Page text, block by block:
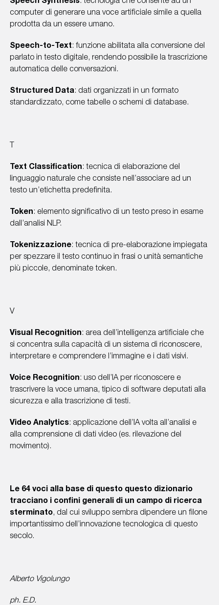
computer di generare una voce artificiale simile a quella
prodotta da un essere umano.
Speech-to-Text: funzione abilitata alla conversione del
parlato in testo digitale, rendendo possibile la trascrizione
automatica delle conversazioni.
Structured Data: dati organizzati in un formato
standardizzato, come tabelle o schemi di database.
T
Text Classification: tecnica di elaborazione del
linguaggio naturale che consiste nell’associare ad un
testo un’etichetta predefinita.
Token: elemento significativo di un testo preso in esame
dall’analisi NLP.
Tokenizzazione: tecnica di pre-elaborazione impiegata
per spezzare il testo continuo in frasi o unità semantiche
più piccole, denominate token.
V
Visual Recognition: area dell’intelligenza artificiale che
si concentra sulla capacità di un sistema di riconoscere,
interpretare e comprendere l’immagine e i dati visivi.
Voice Recognition: uso dell’IA per riconoscere e
trascrivere la voce umana, tipico di software deputati alla
sicurezza e alla trascrizione di testi.
Video Analytics: applicazione dell’IA volta all’analisi e
alla comprensione di dati video (es. rilevazione del
movimento).
Le 64 voci alla base di questo questo dizionario
tracciano i confini generali di un campo di ricerca
sterminato, dal cui sviluppo sembra dipendere un filone
importantissimo dell’innovazione tecnologica di questo
secolo.
Alberto Vigolungo
ph. E.D.